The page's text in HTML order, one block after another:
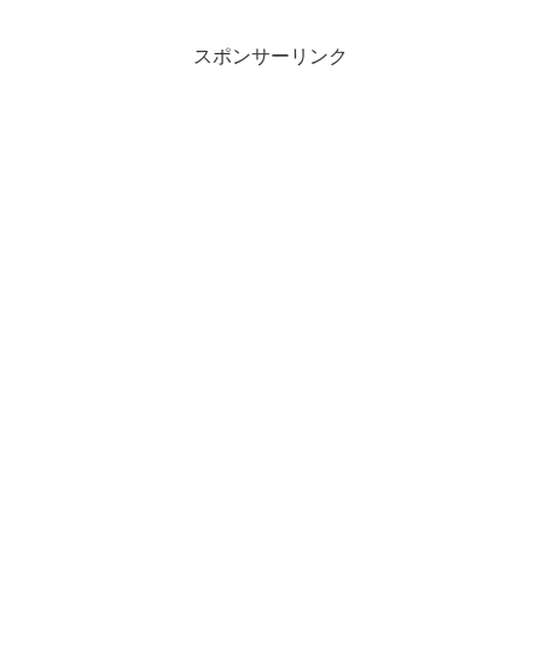
スポンサーリンク